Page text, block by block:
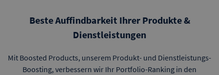
Beste Auffindbarkeit Ihrer Produkte &
Dienstleistungen
Mit Boosted Products, unserem Produkt- und Dienstleistungs-
Boosting, verbessern wir Ihr Portfolio-Ranking in den